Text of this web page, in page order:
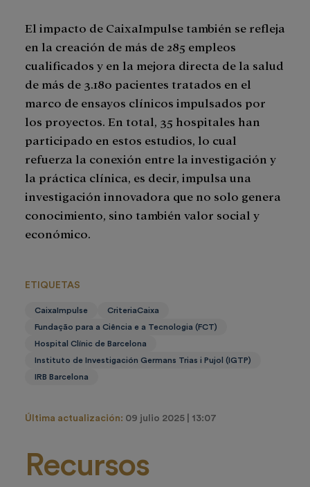
El impacto de CaixaImpulse también se refleja
en la creación de más de 285 empleos
cualificados y en la mejora directa de la salud
de más de 3.180 pacientes tratados en el
marco de ensayos clínicos impulsados por
los proyectos. En total, 35 hospitales han
participado en estos estudios, lo cual
refuerza la conexión entre la investigación y
la práctica clínica, es decir, impulsa una
investigación innovadora que no solo genera
conocimiento, sino también valor social y
económico.
ETIQUETAS
CaixaImpulse
CriteriaCaixa
Fundação para a Ciência e a Tecnologia (FCT)
Hospital Clínic de Barcelona
Instituto de Investigación Germans Trias i Pujol (IGTP)
IRB Barcelona
Última actualización: 09 julio 2025 | 13:07
Recursos